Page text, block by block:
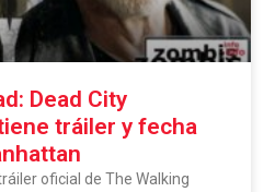
Dead City
tráiler y fecha
oficial de The Walking